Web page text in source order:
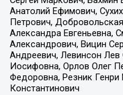
Анатолий Ефимович,
Петрович,
Александра Евгеньевна,
Александрович, Вицин
Андреевич, Левинсон
Иосифовна, Орлов Олег
Федоровна, Резник
Константинович